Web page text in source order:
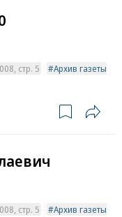
стр. 5
Архив газеты
стр. 5
Архив газеты